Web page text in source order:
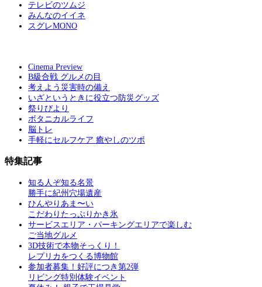
テレビのツムジ
みんなのイイネ
スグレMONO
Cinema Preview
B級合戦 グルメの目
考えよう災害時の備え
いざというときに役立つ防災グッズ
祭りびより
ボタニカルライフ
脳トレ
手軽にセルフケア 癒やしのツボ
特集記事
知る人ぞ知る名景
勝手に紀州穴場遺産
ひんやりあま〜い
こだわりたっぷりかき氷
サービスエリア・パーキングエリアで楽しむ
ご当地グルメ
3D技術で本物そっくり！
レプリカをつくる博物館
参加者募集！好評につき第2弾
リビング特別体験イベント